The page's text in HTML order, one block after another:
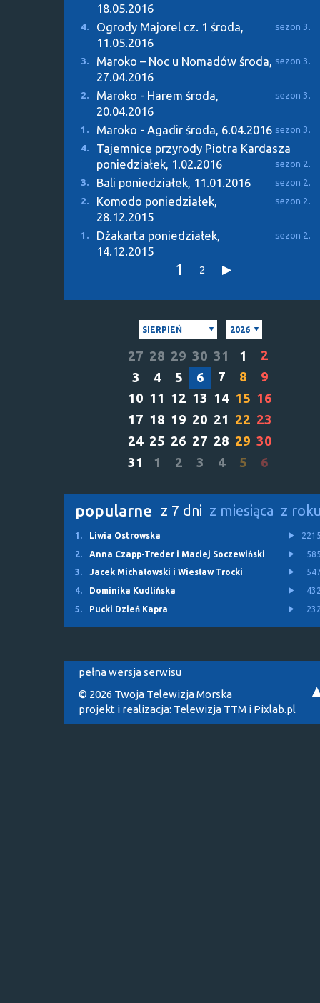
18.05.2016
4. Ogrody Majorel cz. 1 sezon 3.
środa,
11.05.2016
3. Maroko – Noc u Nomadów sezon 3.
środa,
27.04.2016
2. Maroko - Harem sezon 3.
środa,
20.04.2016
1. Maroko - Agadir sezon 3.
środa, 6.04.2016
4. Tajemnice przyrody Piotra Kardasza
sezon 2.
poniedziałek, 1.02.2016
3. Bali sezon 2.
poniedziałek, 11.01.2016
2. Komodo sezon 2.
poniedziałek,
28.12.2015
1. Dżakarta sezon 2.
poniedziałek,
14.12.2015
1 2
SIERPIEŃ 2026
27 28 29 30 31 1
2
3
4 5 6 7 8
9
10 11 12 13 14 15 16
17 18 19 20 21 22 23
24 25 26 27 28 29 30
31
1 2 3 4 5 6
popularne z 7 dni z miesiąca z
1. Liwia Ostrowska
2.
Anna Czapp-Treder i Maciej Soczewiński
3.
Jacek Michałowski i Wiesław Trocki
4.
Dominika Kudlińska
5.
Pucki Dzień Kapra
pełna wersja serwisu
© 2026 Twoja Telewizja Morska
projekt i realizacja: Telewizja TTM i Pixlab.pl